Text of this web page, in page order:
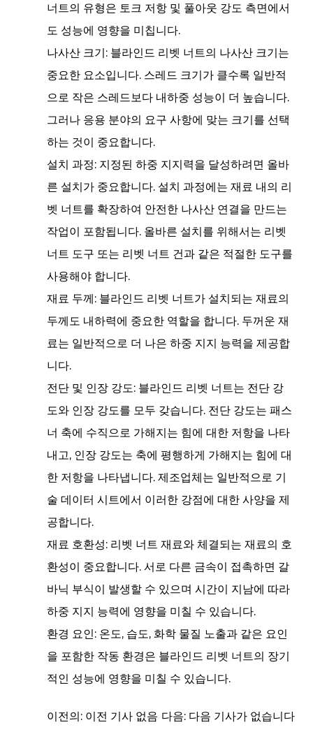
너트의 유형은 토크 저항 및 풀아웃 강도 측면에서
도 성능에 영향을 미칩니다.
나사산 크기: 블라인드 리벳 너트의 나사산 크기는
중요한 요소입니다. 스레드 크기가 클수록 일반적
으로 작은 스레드보다 내하중 성능이 더 높습니다.
그러나 응용 분야의 요구 사항에 맞는 크기를 선택
하는 것이 중요합니다.
설치 과정: 지정된 하중 지지력을 달성하려면 올바
른 설치가 중요합니다. 설치 과정에는 재료 내의 리
벳 너트를 확장하여 안전한 나사산 연결을 만드는
작업이 포함됩니다. 올바른 설치를 위해서는 리벳
너트 도구 또는 리벳 너트 건과 같은 적절한 도구를
사용해야 합니다.
재료 두께: 블라인드 리벳 너트가 설치되는 재료의
두께도 내하력에 중요한 역할을 합니다. 두꺼운 재
료는 일반적으로 더 나은 하중 지지 능력을 제공합
니다.
전단 및 인장 강도: 블라인드 리벳 너트는 전단 강
도와 인장 강도를 모두 갖습니다. 전단 강도는 패스
너 축에 수직으로 가해지는 힘에 대한 저항을 나타
내고, 인장 강도는 축에 평행하게 가해지는 힘에 대
한 저항을 나타냅니다. 제조업체는 일반적으로 기
술 데이터 시트에서 이러한 강점에 대한 사양을 제
공합니다.
재료 호환성: 리벳 너트 재료와 체결되는 재료의 호
환성이 중요합니다. 서로 다른 금속이 접촉하면 갈
바닉 부식이 발생할 수 있으며 시간이 지남에 따라
하중 지지 능력에 영향을 미칠 수 있습니다.
환경 요인: 온도, 습도, 화학 물질 노출과 같은 요인
을 포함한 작동 환경은 블라인드 리벳 너트의 장기
적인 성능에 영향을 미칠 수 있습니다.
이전의: 이전 기사 없음 다음: 다음 기사가 없습니다